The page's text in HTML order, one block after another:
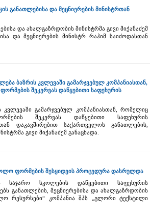
განათლებისა და მეცნიერების მინისტრთან
და ახალგაზრდობის მინისტრმა გივი მიქანაძემ
და მეცნიერების მინისტრ რაჰიმ საიძოდასთან
ბაზრის კვლევაში გამარჯვებულ კომპანიასთან,
შეკერვას დაწყებითი საფეხურის
გამარჯვებულ კომპანიასთან, რომელიც
შეკერვას დაწყებითი საფეხურის
დაკავშირებით საქართველოს განათლების,
გივი მიქანაძემ განაცხადა.
ფორმების შესყიდვის პროცედურა დასრულდა
საჯარო სკოლების დაწყებითი საფეხურის
განათლების, მეცნიერებისა და ახალგაზრდობის
რესურსები“ კომპანია შპს „გლორი ტექსტილი